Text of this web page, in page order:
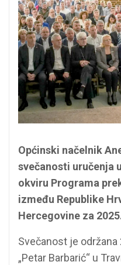
Općinski načelnik
svečanosti uručenja
okviru Programa
između Republike
Hercegovine za
Svečanost je održana
„Petar Barbarić“ u